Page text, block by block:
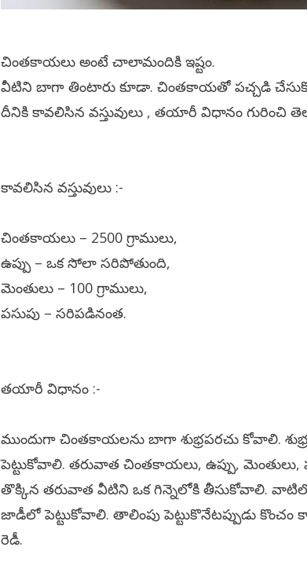
చింతకాయలు అంటే చాలామందికి ఇష్టం.
వీటిని బాగా తింటారు కూడా. చింతకాయతో పచ్చడి
దీనికి కావలిసిన వస్తువులు , తయారీ విధానం గురించి
కావలిసిన వస్తువులు :-
చింతకాయలు – 2500 గ్రాములు,
ఉప్పు – ఒక సోలా సరిపోతుంది,
మెంతులు – 100 గ్రాములు,
పసుపు – సరిపడినంత.
తయారీ విధానం :-
ముందుగా చింతకాయలను బాగా శుభ్రపరచు కోవాలి.
పెట్టుకోవాలి. తరువాత చింతకాయలు, ఉప్పు, మెంతులు,
తొక్కిన తరువాత వీటిని ఒక గిన్నెలోకి తీసుకోవాలి.
జాడీలో పెట్టుకోవాలి. తాలింపు పెట్టుకొనేటప్పుడు
రెడీ.